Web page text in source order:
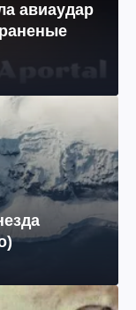
авиаудар